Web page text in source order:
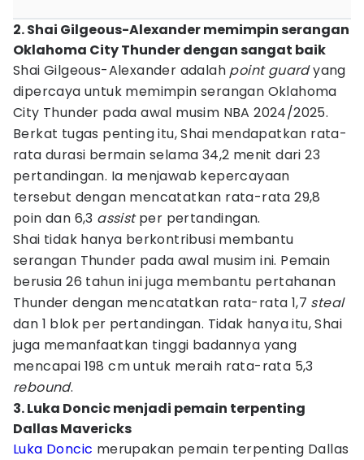
2. Shai Gilgeous-Alexander memimpin serangan
Oklahoma City Thunder dengan sangat baik
Shai Gilgeous-Alexander adalah point guardyang
dipercaya untuk memimpin serangan Oklahoma
City Thunder pada awal musim NBA 2024/2025.
Berkat tugas penting itu, Shai mendapatkan rata-
rata durasi bermain selama 34,2 menit dari 23
pertandingan. Ia menjawab kepercayaan
tersebut dengan mencatatkan rata-rata 29,8
poin dan 6,3 assistper pertandingan.
Shai tidak hanya berkontribusi membantu
serangan Thunder pada awal musim ini. Pemain
berusia 26 tahun ini juga membantu pertahanan
Thunder dengan mencatatkan rata-rata 1,7 steal
dan 1 blok per pertandingan. Tidak hanya itu, Shai
juga memanfaatkan tinggi badannya yang
mencapai 198 cm untuk meraih rata-rata 5,3
rebound.
3. Luka Doncic menjadi pemain terpenting
Dallas Mavericks
Luka Doncic merupakan pemain terpenting Dallas